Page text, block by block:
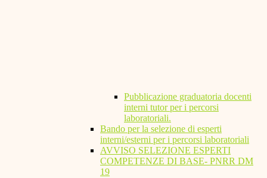
Pubblicazione graduatoria docenti
interni tutor per i percorsi
laboratoriali.
Bando per la selezione di esperti
interni/esterni per i percorsi laboratoriali
AVVISO SELEZIONE ESPERTI
COMPETENZE DI BASE- PNRR DM
19